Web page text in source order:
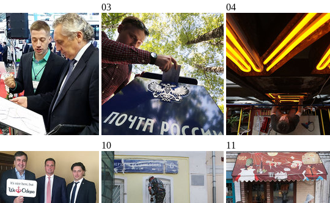
03 04
10 11